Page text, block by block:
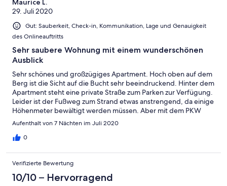
Anmerkungen zu Bandol und der Umgebung. Wie überall an
der Cote d´Azur ist es schwierig Parkplätze zu finden. Wer mit
dem Fahrzeug unterwegs ist, sollte sehr früh starten oder die
Stoßzeiten umgehen. Gegenüber Bandol fanden wir den
Nachbarort Sanary-sur-Mer inklusive Strände und
Wochenmarkt hübscher.
29. Juli 2020
Gut: Sauberkeit, Check-in, Kommunikation, Lage und Genauigkeit
des Onlineauftritts
Sehr saubere Wohnung mit einem wunderschönen
Ausblick
Sehr schönes und großzügiges Apartment. Hoch oben auf dem
Berg ist die Sicht auf die Bucht sehr beeindruckend. Hinter dem
Apartment steht eine private Straße zum Parken zur Verfügung.
Leider ist der Fußweg zum Strand etwas anstrengend, da einige
Höhenmeter bewältigt werden müssen. Aber mit dem PKW
kann man ebenfalls zum Strand fahren. Besten Dank an die
Aufenthalt von 7 Nächten im Juli 2020
0
Verifizierte Bewertung
10/10 – Hervorragend